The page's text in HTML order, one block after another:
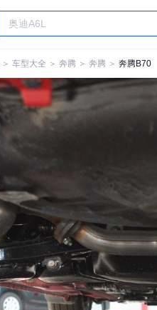
＞ 车型大全 ＞ 奔腾 ＞ 奔腾 ＞ 奔腾B70